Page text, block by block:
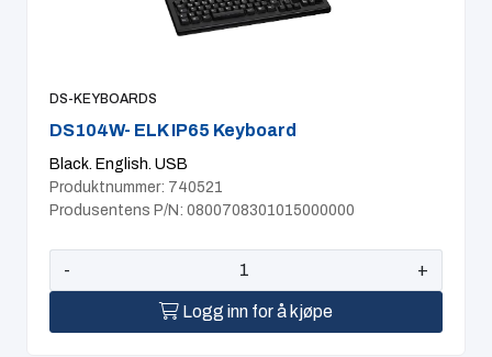
DS-KEYBOARDS
DS104W- ELK IP65 Keyboard
Black. English. USB
Produktnummer: 740521
Produsentens P/N: 0800708301015000000
- +
Logg inn for å kjøpe